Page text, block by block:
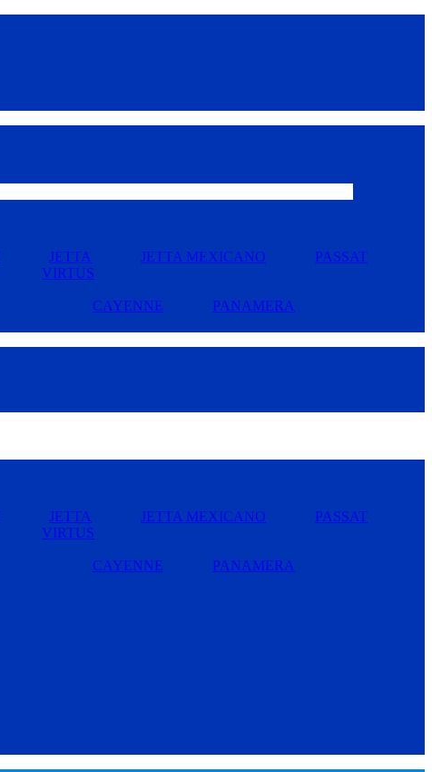
JETTA JETTA MEXICANO
PASSAT
VIRTUS
CAYENNE PANAMERA
JETTA JETTA MEXICANO
PASSAT
VIRTUS
CAYENNE PANAMERA